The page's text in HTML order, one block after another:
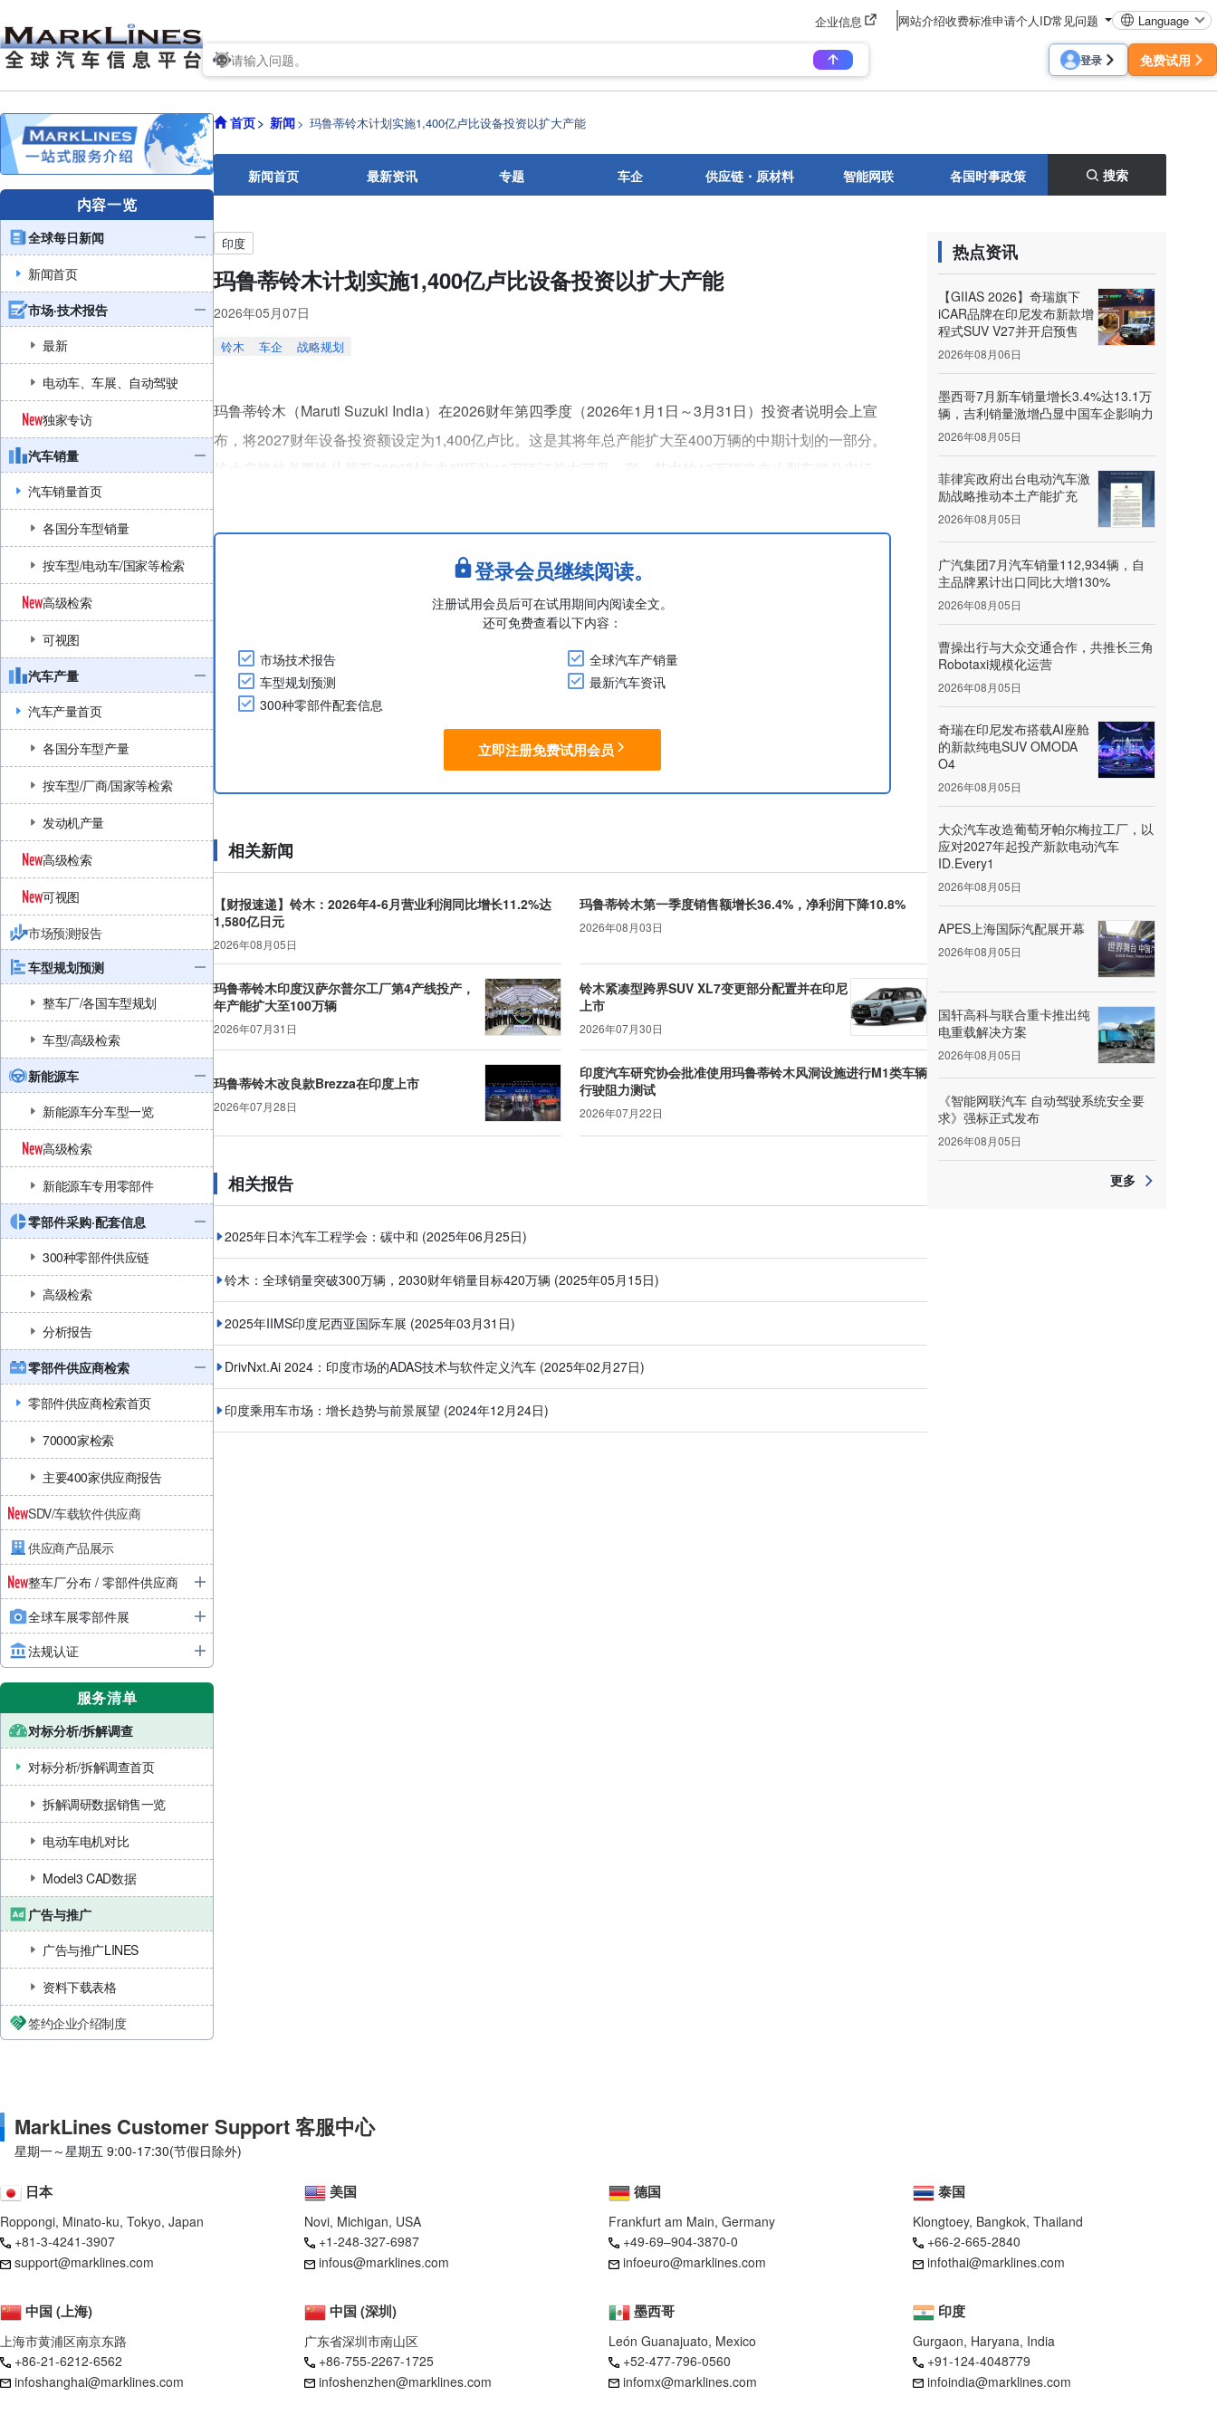
企业信息 网站介绍收费标准申请个人ID常见问题 Language
登录 免费试用
内容一览
全球每日新闻
新闻首页
市场·技术报告
最新
电动车、车展、自动驾驶
独家专访
汽车销量
汽车销量首页
各国分车型销量
按车型/电动车/国家等检索
高级检索
可视图
汽车产量
汽车产量首页
各国分车型产量
按车型/厂商/国家等检索
发动机产量
高级检索
可视图
市场预测报告
车型规划预测
整车厂/各国车型规划
车型/高级检索
新能源车
新能源车分车型一览
高级检索
新能源车专用零部件
零部件采购·配套信息
300种零部件供应链
高级检索
分析报告
零部件供应商检索
零部件供应商检索首页
70000家检索
主要400家供应商报告
SDV/车载软件供应商
供应商产品展示
整车厂分布 / 零部件供应商
全球车展零部件展
法规认证
服务清单
对标分析/拆解调查
对标分析/拆解调查首页
拆解调研数据销售一览
电动车电机对比
Model3 CAD数据
广告与推广
广告与推广LINES
资料下载表格
签约企业介绍制度
首页 新闻 玛鲁蒂铃木计划实施1,400亿卢比设备投资以扩大产能
新闻首页 最新资讯 专题 车企 供应链・原材料 智能网联 各国时事政策 搜索
印度
玛鲁蒂铃木计划实施1,400亿卢比设备投资以扩大产能
2026年05月07日
铃木 车企 战略规划
玛鲁蒂铃木（Maruti Suzuki India）在2026财年第四季度（2026年1月1日～3月31日）投资者说明会上宣
布，将2027财年设备投资额设定为1,400亿卢比。这是其将年总产能扩大至400万辆的中期计划的一部分。
扩大产能的必要性从截至2026财年末积压的19万辆订单中可见一斑，其中约13万辆来自小型车细分市场
登录会员继续阅读。
注册试用会员后可在试用期间内阅读全文。
还可免费查看以下内容：
市场技术报告
全球汽车产销量
车型规划预测
最新汽车资讯
300种零部件配套信息
立即注册免费试用会员
相关新闻
【财报速递】铃木：2026年4-6月营业利润同比增长11.2%达
1,580亿日元
2026年08月05日
玛鲁蒂铃木第一季度销售额增长36.4%，净利润下降10.8%
2026年08月03日
玛鲁蒂铃木印度汉萨尔普尔工厂第4产线投产，
年产能扩大至100万辆
2026年07月31日
铃木紧凑型跨界SUV XL7变更部分配置并在印尼
上市
2026年07月30日
玛鲁蒂铃木改良款Brezza在印度上市
2026年07月28日
印度汽车研究协会批准使用玛鲁蒂铃木风洞设施进行M1类车辆
行驶阻力测试
2026年07月22日
相关报告
2025年日本汽车工程学会：碳中和 (2025年06月25日)
铃木：全球销量突破300万辆，2030财年销量目标420万辆 (2025年05月15日)
2025年IIMS印度尼西亚国际车展 (2025年03月31日)
DrivNxt.Ai 2024：印度市场的ADAS技术与软件定义汽车 (2025年02月27日)
印度乘用车市场：增长趋势与前景展望 (2024年12月24日)
热点资讯
【GIIAS 2026】奇瑞旗下
iCAR品牌在印尼发布新款增
程式SUV V27并开启预售
2026年08月06日
墨西哥7月新车销量增长3.4%达13.1万
辆，吉利销量激增凸显中国车企影响力
2026年08月05日
菲律宾政府出台电动汽车激
励战略推动本土产能扩充
2026年08月05日
广汽集团7月汽车销量112,934辆，自
主品牌累计出口同比大增130%
2026年08月05日
曹操出行与大众交通合作，共推长三角
Robotaxi规模化运营
2026年08月05日
奇瑞在印尼发布搭载AI座舱
的新款纯电SUV OMODA
O4
2026年08月05日
大众汽车改造葡萄牙帕尔梅拉工厂，以
应对2027年起投产新款电动汽车
ID.Every1
2026年08月05日
APES上海国际汽配展开幕
2026年08月05日
国轩高科与联合重卡推出纯
电重载解决方案
2026年08月05日
《智能网联汽车 自动驾驶系统安全要
求》强标正式发布
2026年08月05日
更多
MarkLines Customer Support 客服中心
星期一～星期五 9:00-17:30(节假日除外)
日本
Roppongi, Minato-ku, Tokyo, Japan
+81-3-4241-3907
support@marklines.com
美国
Novi, Michigan, USA
+1-248-327-6987
infous@marklines.com
墨西哥
León Guanajuato, Mexico
+52-477-796-0560
infomx@marklines.com
德国
Frankfurt am Main, Germany
+49-69–904-3870-0
infoeuro@marklines.com
中国 (上海)
上海市黄浦区南京东路
+86-21-6212-6562
infoshanghai@marklines.com
中国 (深圳)
广东省深圳市南山区
+86-755-2267-1725
infoshenzhen@marklines.com
泰国
Klongtoey, Bangkok, Thailand
+66-2-665-2840
infothai@marklines.com
印度
Gurgaon, Haryana, India
+91-124-4048779
infoindia@marklines.com